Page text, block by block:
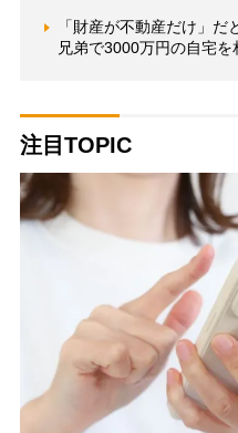
「財産が不動産だけ」
兄弟で3000万円の自宅を
注目TOPIC